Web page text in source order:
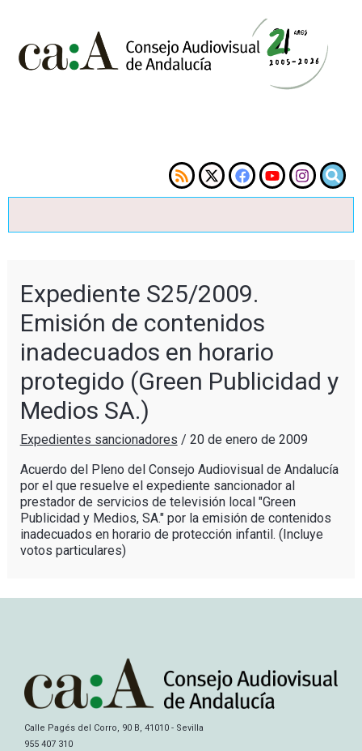
Expediente S25/2009.
Emisión de contenidos
inadecuados en horario
protegido (Green Publicidad y
Medios SA.)
Expedientes sancionadores / 20 de enero de 2009
Acuerdo del Pleno del Consejo Audiovisual de Andalucía
por el que resuelve el expediente sancionador al
prestador de servicios de televisión local "Green
Publicidad y Medios, SA." por la emisión de contenidos
inadecuados en horario de protección infantil. (Incluye
votos particulares)
Calle Pagés del Corro, 90 B, 41010 - Sevilla
955 407 310